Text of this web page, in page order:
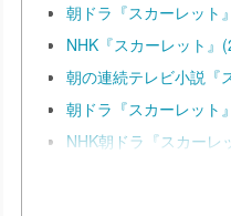
朝ドラ『スカーレット
NHK『スカーレット』
朝の連続テレビ小説『
朝ドラ『スカーレット
NHK朝ドラ『スカーレ